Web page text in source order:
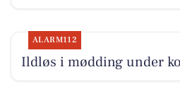
ALARM112
Ildløs i mødding under